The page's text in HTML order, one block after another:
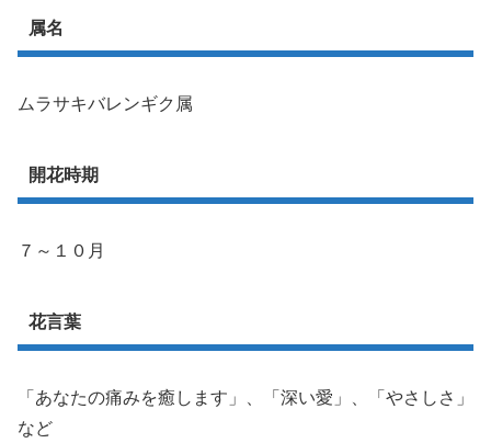
属名
ムラサキバレンギク属
開花時期
７～１０月
花言葉
「あなたの痛みを癒します」、「深い愛」、「やさしさ」
など